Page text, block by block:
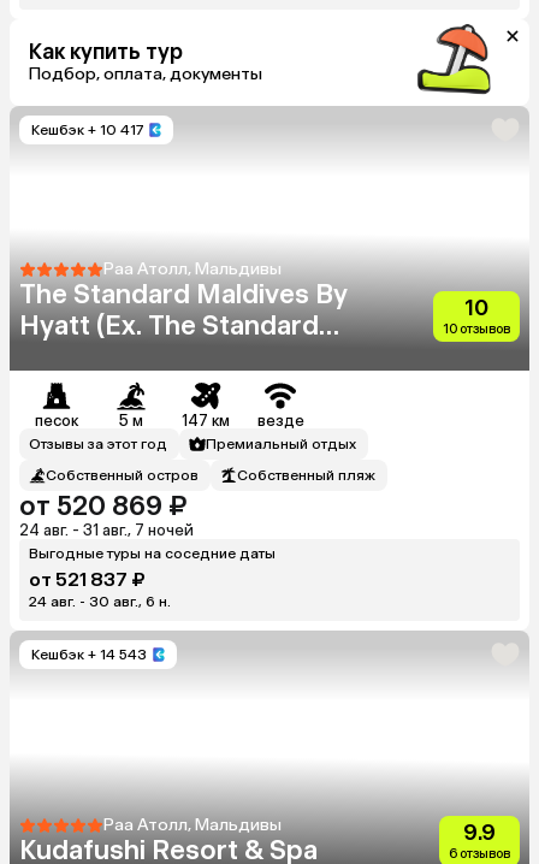
Как купить тур
Подбор, оплата, документы
Кешбэк + 10 417
Раа Атолл, Мальдивы
The Standard Maldives By
Hyatt (Ex. The Standard
10
10 отзывов
песок 5 м 147 км везде
Отзывы за этот год
Премиальный отдых
Собственный остров
Собственный пляж
от 520 869 ₽
24 авг. - 31 авг., 7 ночей
Выгодные туры на соседние даты
от 521 837 ₽
24 авг. - 30 авг., 6 н.
Кешбэк + 14 543
Раа Атолл, Мальдивы
Kudafushi Resort & Spa
9.9
6 отзывов